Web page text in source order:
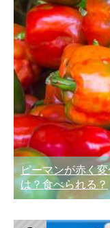
ピーマンが赤く
は？食べられる？